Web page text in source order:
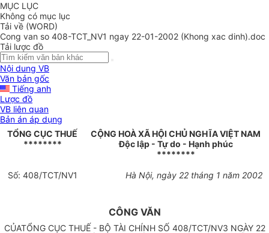
MỤC LỤC
Không có mục lục
Tải về (WORD)
Cong van so 408-TCT_NV1 ngay 22-01-2002 (Khong xac dinh).doc
Tải lược đồ
Nội dung VB
Văn bản gốc
Tiếng anh
Lược đồ
VB liên quan
Bản án áp dụng
TỔNG CỤC THUẾ
********
CỘNG HOÀ XÃ HỘI CHỦ NGHĨA VIỆT NAM
Độc lập - Tự do - Hạnh phúc
********
Số: 408/TCT/NV1 Hà Nội, ngày 22 tháng 1 năm 2002
CÔNG VĂN
CỦATỔNG CỤC THUẾ - BỘ TÀI CHÍNH SỐ 408/TCT/NV3 NGÀY 22